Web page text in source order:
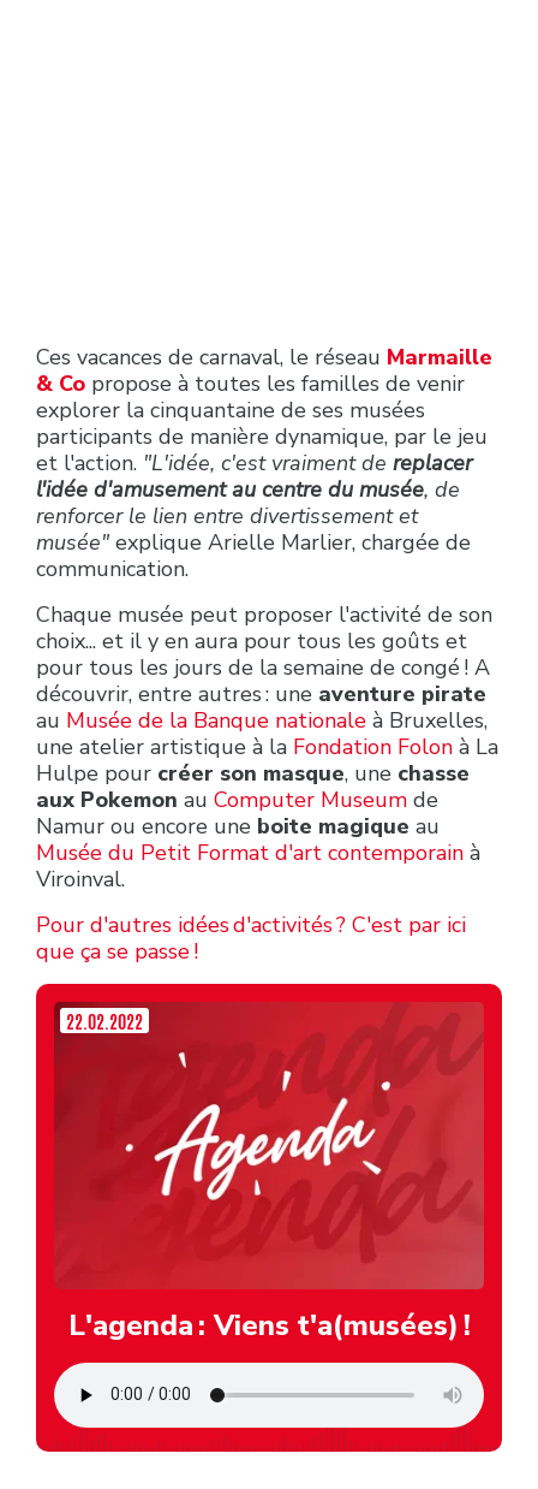
Ces vacances de carnaval, le réseau Marmaille
& Co propose à toutes les familles de venir
explorer la cinquantaine de ses musées
participants de manière dynamique, par le jeu
et l'action. "L'idée, c'est vraiment de replacer
l'idée d'amusement au centre du musée, de
renforcer le lien entre divertissement et
musée"explique Arielle Marlier, chargée de
communication.
Chaque musée peut proposer l'activité de son
choix... et il y en aura pour tous les goûts et
pour tous les jours de la semaine de congé ! A
découvrir, entre autres : une aventure pirate
au Musée de la Banque nationale à Bruxelles,
une atelier artistique à la Fondation Folon à La
Hulpe pour créer son masque, une chasse
aux Pokemon au Computer Museum de
Namur ou encore une boite magique au
Musée du Petit Format d'art contemporain à
Viroinval.
Pour d'autres idées d'activités ? C'est par ici
que ça se passe !
22.02.2022
L'agenda : Viens t'a(musées) !